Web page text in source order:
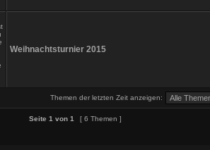
Weihnachtsturnier 2015
Themen der letzten Zeit anzeigen:
Seite 1 von 1 [ 6 Themen ]